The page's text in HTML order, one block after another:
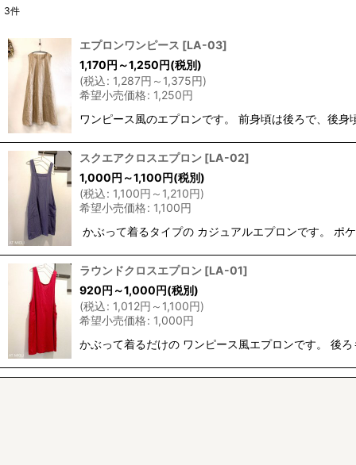
並び順:
3件
エプロンワンピース [LA-03]
1,170円 ～1,250円(税別)
(税込: 1,287円 ～1,375円)
希望小売価格: 1,250円
ワンピース風のエプロンです。 前身頃は後ろで、後
スクエアクロスエプロン [LA-02]
1,000円 ～1,100円(税別)
(税込: 1,100円 ～1,210円)
希望小売価格: 1,100円
かぶって着るタイプの カジュアルエプロンです。 ポ
ラウンドクロスエプロン [LA-01]
920円 ～1,000円(税別)
(税込: 1,012円 ～1,100円)
希望小売価格: 1,000円
かぶって着るだけの ワンピース風エプロンです。 後